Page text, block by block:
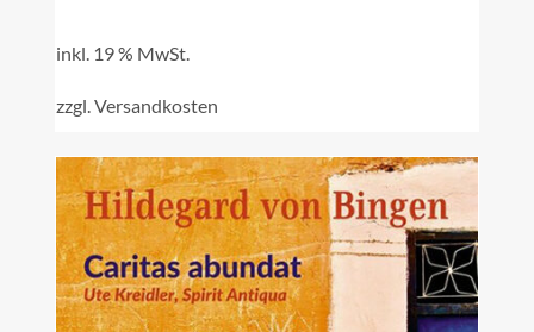
inkl. 19 % MwSt.
zzgl.Versandkosten